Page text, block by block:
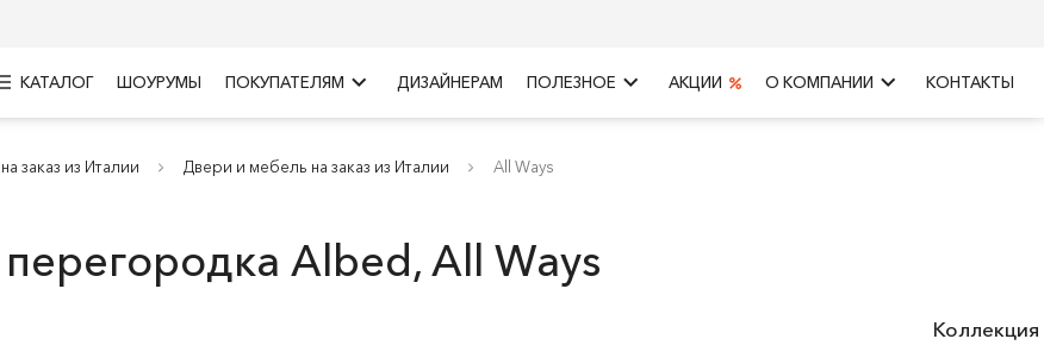
КАТАЛОГ ШОУРУМЫ ПОКУПАТЕЛЯМ keyboard_arrow_right ДИЗАЙНЕРАМ ПОЛЕЗНОЕ keyboard_arrow_right АКЦИИ О КОМПАНИИ keyboard_arrow_right КОНТАКТЫ
заказ из Италии Двери и мебель на заказ из Италии All Ways
Albed, All Ways
Коллекция